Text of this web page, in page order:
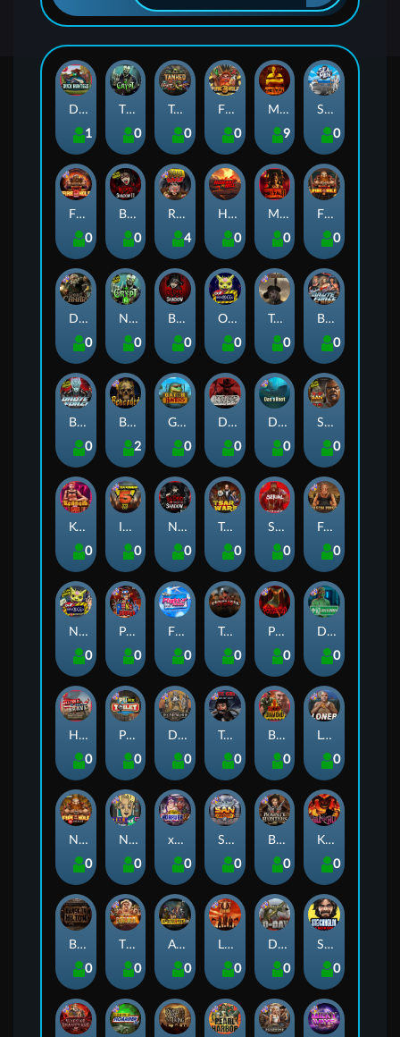
Nexus Blood & Shadow
0
Seamen
0
Kill Em All
0
Blood Diamond
0
Duck Hunters
1
Fire in the Hole 3
0
Dead, Dead, or Deader
0
Nexus Fire In The Hole xBomb
0
Highway to Hell
0
Tsar Wars
0
Brute Force
0
Home of the Brave
0
Mental 2
0
Tombstone Slaughter
0
San Quentin 2: Death Row
0
Blood & Shadow
0
Blood & Shadow 2
0
Mental
9
Stockholm Syndrome
0
The Crypt
0
Apocalypse Super xNudge
0
Outsourced
0
Punk Rocker 2
0
Deadwood R.I.P
0
Beheaded
2
Bangkok Hilton
0
Brute Force: Alien Onslaught
0
Nexus Outsourced
0
Nexus The Crypt
0
Gator Hunters
0
Loner
0
Kenneth Must Die
0
Tombstone RIP
0
Fire in the Hole 2
0
Tanked
0
Fire In The Hole xBomb
0
Folsom Prison
0
Das xBoot
0
Road Rage
4
xWays Hoarder 2
0
Nine To Five
0
Bounty Hunters xNudge®
0
Flight Mode
0
Little Bighorn
0
San Quentin xWays
0
Serial
0
Punk Toilet
0
Possessed
0
Disturbed
0
Infectious 5 xWays
0
Dead Canary
0
True Grit Redemption
0
D Day
0
The Border
0